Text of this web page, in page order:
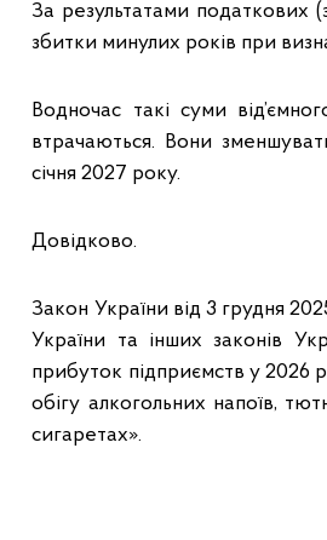
За результатами податкових
збитки минулих років при
Водночас такі суми
втрачаються. Вони
січня 2027 року.
Довідково.
Закон України від 3 грудня
України та інших законів
прибуток підприємств у 2026
обігу алкогольних напоїв,
сигаретах».